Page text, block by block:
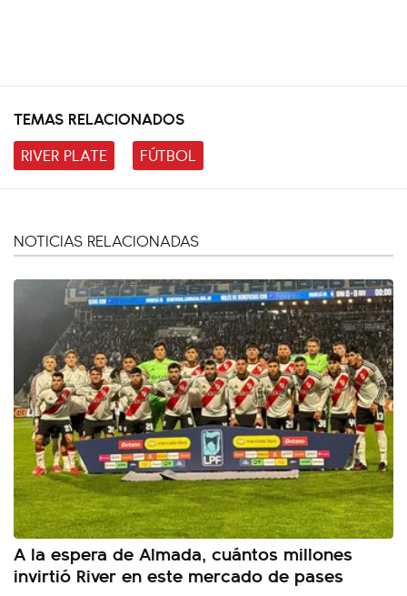
TEMAS RELACIONADOS
RIVER PLATE
FÚTBOL
NOTICIAS RELACIONADAS
A la espera de Almada, cuántos millones
invirtió River en este mercado de pases